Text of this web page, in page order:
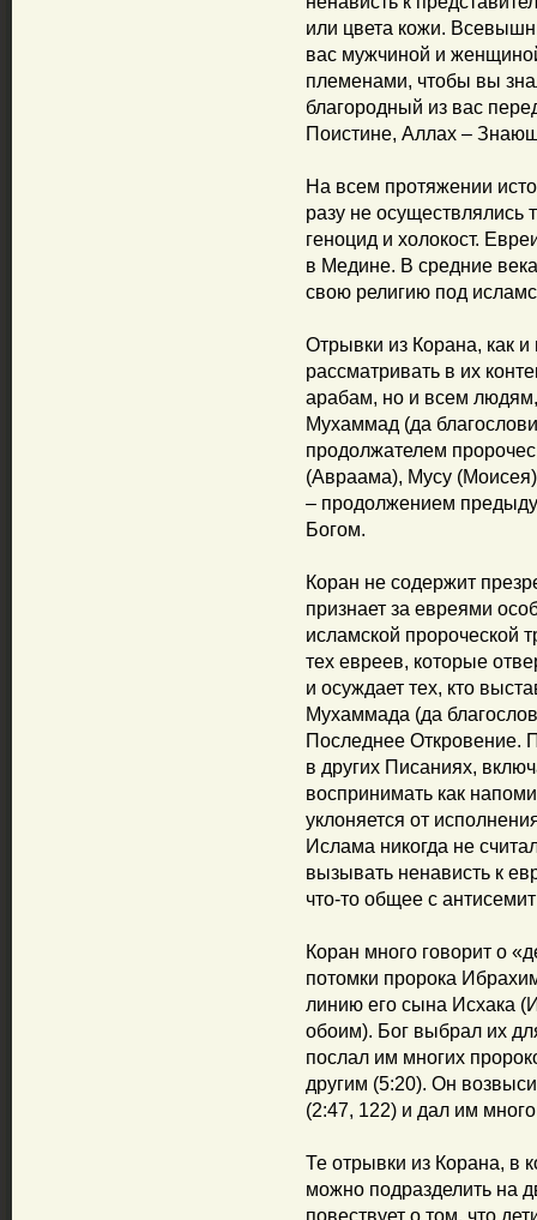
или цвета кожи.
вас мужчиной и
племенами, чтобы вы
благородный из вас
Поистине, Аллах –
На всем протяжении
разу не осуществлялись
геноцид и холокост.
в Медине. В средние
свою религию под
Отрывки из Корана, как
рассматривать в их
арабам, но и всем
Мухаммад (да
продолжателем
(Авраама), Мусу
– продолжением
Богом.
Коран не содержит
признает за евреями
исламской пророческой
тех евреев, которые
и осуждает тех, кто
Мухаммада (да
Последнее Откровение.
в других Писаниях,
воспринимать как
уклоняется от
Ислама никогда не
вызывать ненависть к
что-то общее с
Коран много говорит о
потомки пророка
линию его сына Исхака
обоим). Бог выбрал их
послал им многих
другим (5:20). Он
(2:47, 122) и дал им
Те отрывки из Корана, в
можно подразделить на
повествует о том, что